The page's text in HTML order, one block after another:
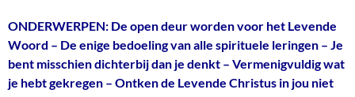
ONDERWERPEN: De open deur worden voor het Levende
Woord – De enige bedoeling van alle spirituele leringen – Je
bent misschien dichterbij dan je denkt – Vermenigvuldig wat
je hebt gekregen – Ontken de Levende Christus in jou niet